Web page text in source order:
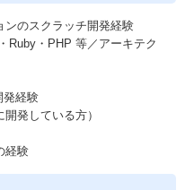
ンのスクラッチ開発経験
Ruby・PHP 等／アーキテク
発経験
発している方）
経験